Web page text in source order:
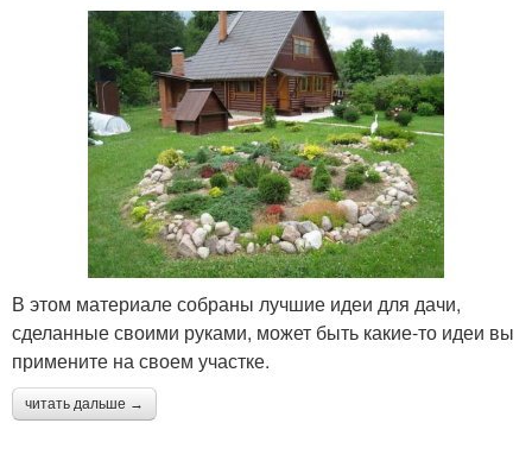
В этом материале собраны лучшие идеи для дачи,
сделанные своими руками, может быть какие-то идеи вы
примените на своем участке.
читать дальше →